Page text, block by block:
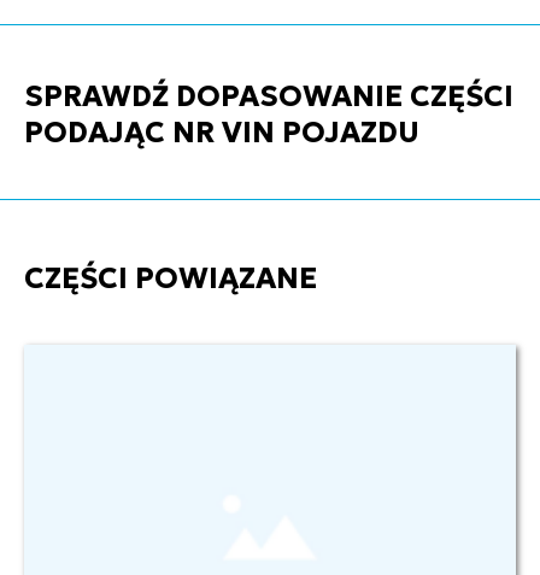
SPRAWDŹ DOPASOWANIE CZĘŚCI
PODAJĄC NR VIN POJAZDU
CZĘŚCI POWIĄZANE